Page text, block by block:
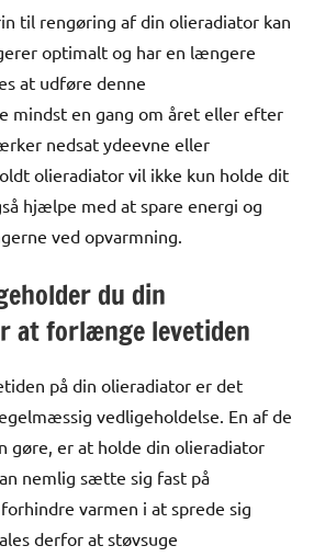
til rengøring af din olieradiator kan
optimalt og har en længere
at udføre denne
mindst en gang om året eller efter
nedsat ydeevne eller
olieradiator vil ikke kun holde dit
hjælpe med at spare energi og
ved opvarmning.
du din
at forlænge levetiden
på din olieradiator er det
vedligeholdelse. En af de
gøre, er at holde din olieradiator
nemlig sætte sig fast på
varmen i at sprede sig
derfor at støvsuge